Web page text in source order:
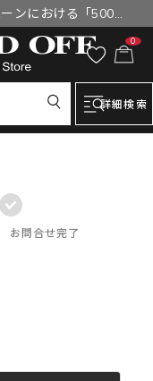
ンにおける「500円
填について
0
詳細検索
お問合せ完了